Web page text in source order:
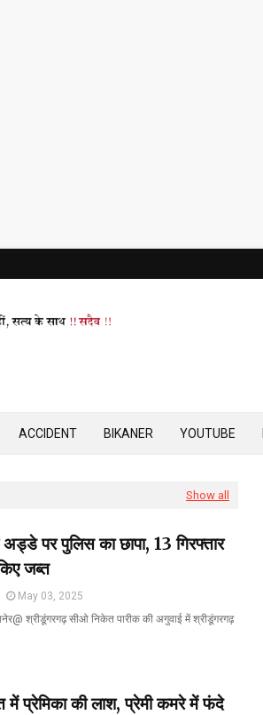
ACCIDENT BIKANER YOUTUBE
Show all
पर पुलिस का छापा, 13 गिरफ्तार
जब्त
May 03, 2025
श्रीडूंगरगढ़ सीओ निकेत पारीक की अगुवाई में श्रीडूंगरगढ़
में प्रेमिका की लाश, प्रेमी कमरे में फंदे